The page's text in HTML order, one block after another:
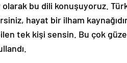
bu dili konuşuyoruz.
hayat bir ilham
tek kişi sensin. Bu çok